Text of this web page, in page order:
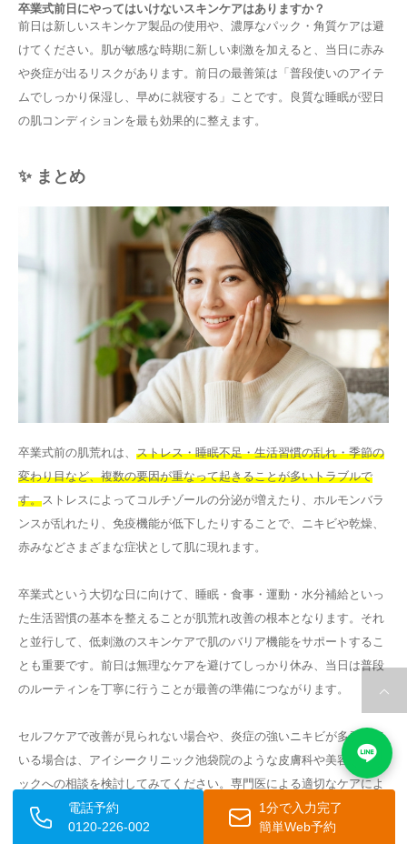
卒業式前日にやってはいけないスキンケアはありますか？
前日は新しいスキンケア製品の使用や、濃厚なパック・角質ケアは避
けてください。肌が敏感な時期に新しい刺激を加えると、当日に赤み
や炎症が出るリスクがあります。前日の最善策は「普段使いのアイテ
ムでしっかり保湿し、早めに就寝する」ことです。良質な睡眠が翌日
の肌コンディションを最も効果的に整えます。
✨ まとめ
卒業式前の肌荒れは、 ストレス・睡眠不足・生活習慣の乱れ・季節の
変わり目など、複数の要因が重なって起きることが多いトラブルで
す。ストレスによってコルチゾールの分泌が増えたり、ホルモンバラ
ンスが乱れたり、免疫機能が低下したりすることで、ニキビや乾燥、
赤みなどさまざまな症状として肌に現れます。
卒業式という大切な日に向けて、睡眠・食事・運動・水分補給といっ
た生活習慣の基本を整えることが肌荒れ改善の根本となります。それ
と並行して、低刺激のスキンケアで肌のバリア機能をサポートするこ
とも重要です。前日は無理なケアを避けてしっかり休み、当日は普段
のルーティンを丁寧に行うことが最善の準備につながります。
セルフケアで改善が見られない場合や、炎症の強いニキビが多発して
いる場合は、アイシークリニック池袋院のような皮膚科や美容クリニ
ックへの相談を検討してみてください。専門医による適切なケアによ
って、大切な卒業式の日に自信を持って笑顔で臨むことができるよ
う、早めに行動することをおすすめします。 卒業という特別な瞬間
電話予約
0120-226-002
1分で入力完了
簡単Web予約